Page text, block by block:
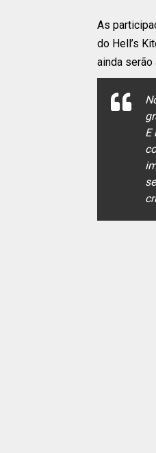
As
do Hell’s
ainda serão
E